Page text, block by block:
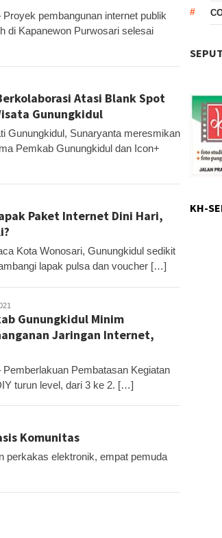
pembangunan internet publik
di Kapanewon Purwosari selesai
Atasi Blank Spot
Gunungkidul
Gunungkidul, Sunaryanta meresmikan
Pemkab Gunungkidul dan Icon+
Paket Internet Dini Hari,
Kota Wonosari, Gunungkidul sedikit
lapak pulsa dan voucher […]
Gunungkidul Minim
Jaringan Internet,
Pembatasan Kegiatan
turun level, dari 3 ke 2. […]
Komunitas
perkakas elektronik, empat pemuda
KH-